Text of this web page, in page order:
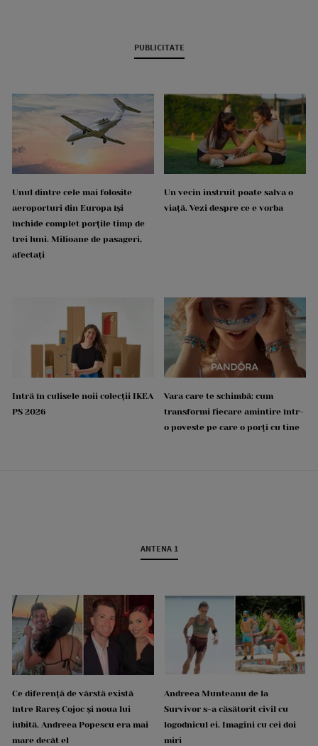
PUBLICITATE
Unul dintre cele mai folosite
aeroporturi din Europa își
închide complet porțile timp de
trei luni. Milioane de pasageri,
afectați
Un vecin instruit poate salva o
viață. Vezi despre ce e vorba
Intră în culisele noii colecții IKEA
PS 2026
Vara care te schimbă: cum
transformi fiecare amintire într-
o poveste pe care o porți cu tine
ANTENA 1
Ce diferență de vârstă există
între Rareș Cojoc și noua lui
iubită. Andreea Popescu era mai
mare decât el
Andreea Munteanu de la
Survivor s-a căsătorit civil cu
logodnicul ei. Imagini cu cei doi
miri